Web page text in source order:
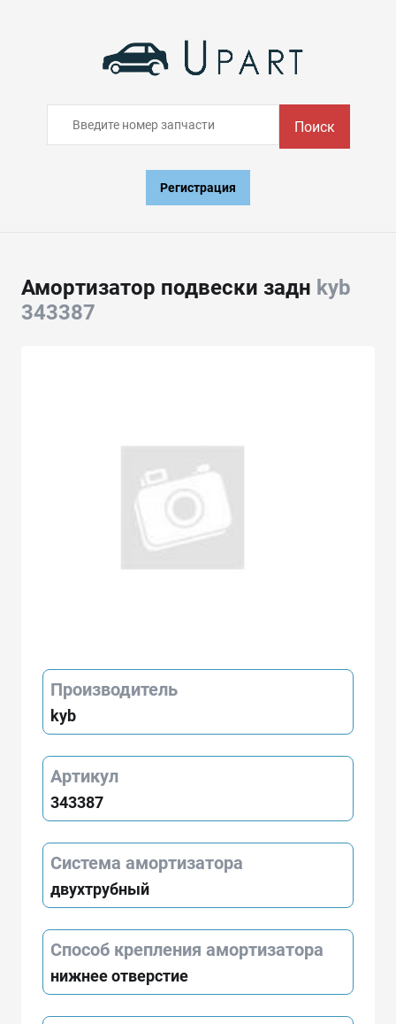
Поиск
Регистрация
Амортизатор подвески задн kyb
343387
Производитель
kyb
Артикул
343387
Система амортизатора
двухтрубный
Способ крепления амортизатора
нижнее отверстие